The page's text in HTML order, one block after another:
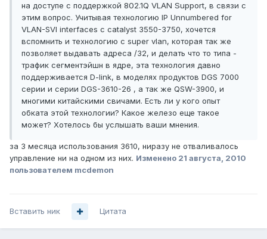
на доступе с поддержкой 802.1Q VLAN Support, в связи с
этим вопрос. Учитывая технологию IP Unnumbered for
VLAN-SVI interfaces с catalyst 3550-3750, хочется
вспомнить и технологию с super vlan, которая так же
позволяет выдавать адреса /32, и делать что то типа -
трафик сегментэйшн в ядре, эта технология давно
поддерживается D-link, в моделях продуктов DGS 7000
серии и серии DGS-3610-26 , а так же QSW-3900, и
многими китайскими свичами. Есть ли у кого опыт
обката этой технологии? Какое железо еще такое
может? Хотелось бы услышать ваши мнения.
за 3 месяца использования 3610, ниразу не отваливалось
управление ни на одном из них. Изменено 21 августа, 2010
пользователем mcdemon
Вставить ник Цитата